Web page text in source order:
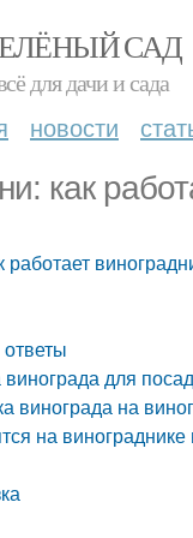
САД
для дачи и сада
новости
как
для
винограда на
на винограднике